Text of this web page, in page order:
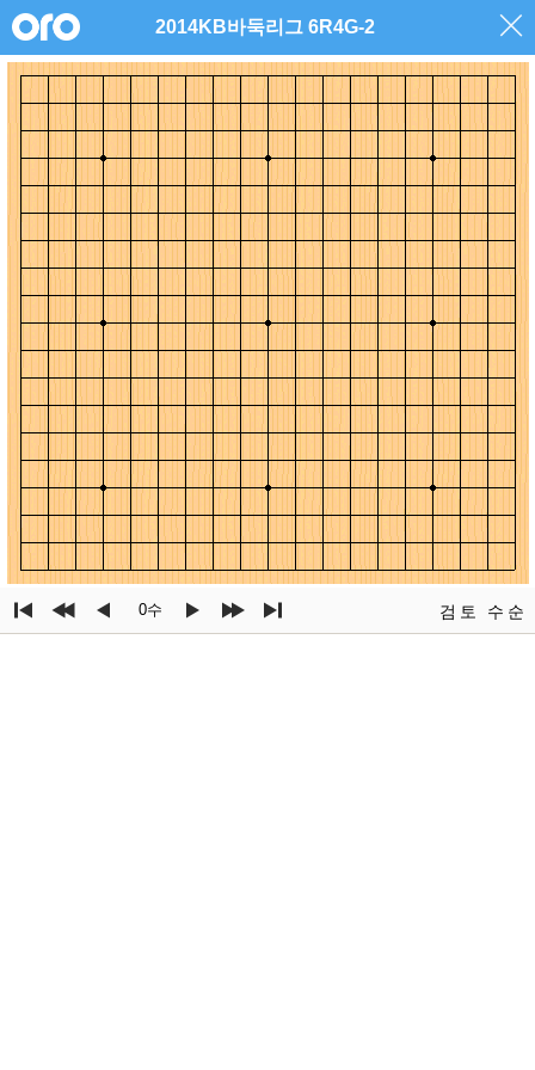
2014KB바둑리그 6R4G-2
0수 검토 수순